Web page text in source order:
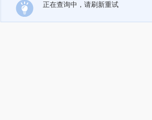
正在查询中，请刷新重试